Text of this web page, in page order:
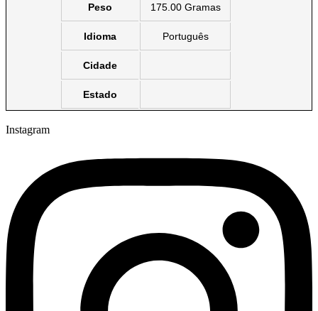
Peso 175.00 Gramas
Idioma Português
Cidade
Estado
Instagram